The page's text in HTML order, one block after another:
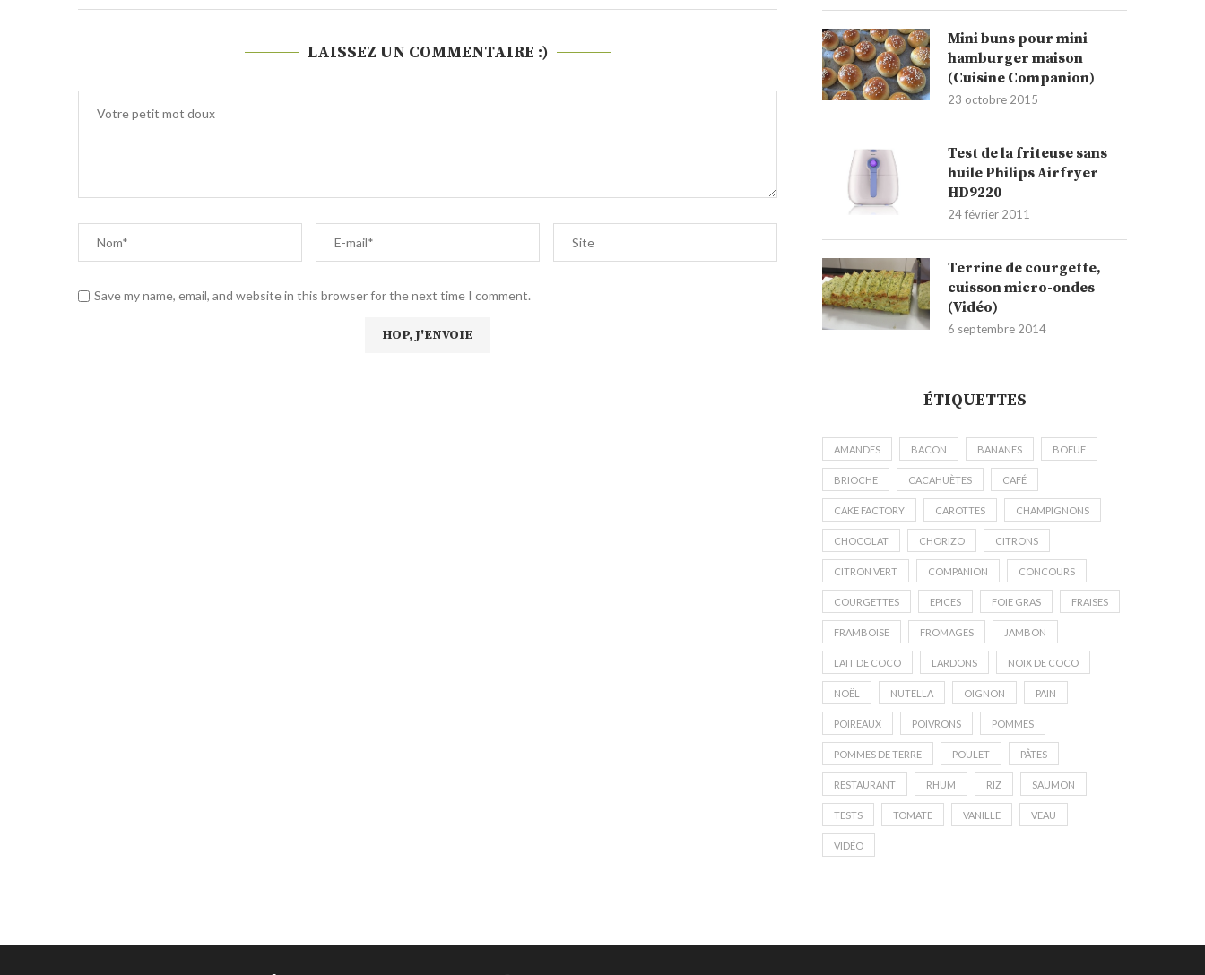
LAISSEZ UN COMMENTAIRE :)
Save my name, email, and website in this browser for the next time I comment.
Mini buns pour mini
hamburger maison
(Cuisine Companion)
23 octobre 2015
Test de la friteuse sans
huile Philips Airfryer
HD9220
24 février 2011
Terrine de courgette,
cuisson micro-ondes
(Vidéo)
6 septembre 2014
ÉTIQUETTES
AMANDES BACON BANANES BOEUF
BRIOCHE CACAHUÈTES CAFÉ
CAKE FACTORY CAROTTES CHAMPIGNONS
CHOCOLAT CHORIZO CITRONS
CITRON VERT COMPANION CONCOURS
COURGETTES EPICES FOIE GRAS FRAISES
FRAMBOISE FROMAGES JAMBON
LAIT DE COCO LARDONS NOIX DE COCO
NOËL NUTELLA OIGNON PAIN
POIREAUX POIVRONS POMMES
POMMES DE TERRE POULET PÂTES
RESTAURANT RHUM RIZ SAUMON
TESTS TOMATE VANILLE VEAU
VIDÉO